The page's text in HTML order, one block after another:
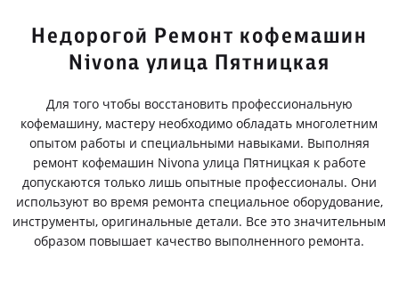
Недорогой Ремонт кофемашин
Nivona улица Пятницкая
Для того чтобы восстановить профессиональную
кофемашину, мастеру необходимо обладать многолетним
опытом работы и специальными навыками. Выполняя
ремонт кофемашин Nivona улица Пятницкая к работе
допускаются только лишь опытные профессионалы. Они
используют во время ремонта специальное оборудование,
инструменты, оригинальные детали. Все это значительным
образом повышает качество выполненного ремонта.